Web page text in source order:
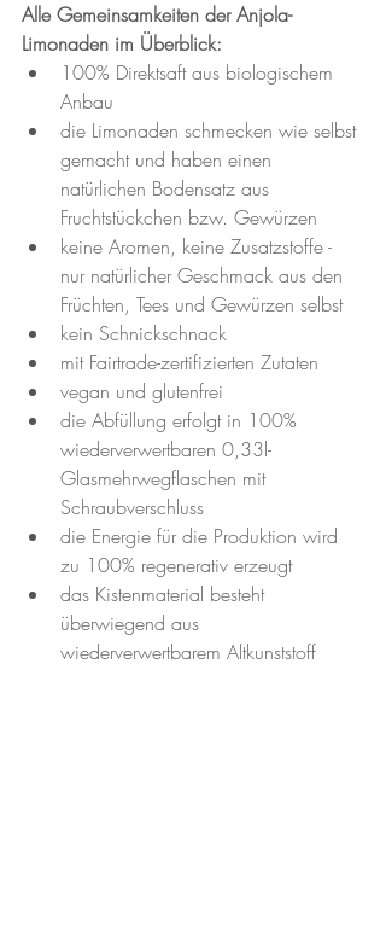
Alle Gemeinsamkeiten der Anjola-
Limonaden im Überblick:
100% Direktsaft aus biologischem
Anbau
die Limonaden schmecken wie selbst
gemacht und haben einen
natürlichen Bodensatz aus
Fruchtstückchen bzw. Gewürzen
keine Aromen, keine Zusatzstoffe -
nur natürlicher Geschmack aus den
Früchten, Tees und Gewürzen selbst
kein Schnickschnack
mit Fairtrade-zertifizierten Zutaten
vegan und glutenfrei
die Abfüllung erfolgt in 100%
wiederverwertbaren 0,33l-
Glasmehrwegflaschen mit
Schraubverschluss
die Energie für die Produktion wird
zu 100% regenerativ erzeugt
das Kistenmaterial besteht
überwiegend aus
wiederverwertbarem Altkunststoff